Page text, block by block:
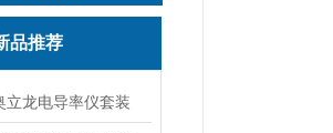
品推荐
立龙电导率仪套装